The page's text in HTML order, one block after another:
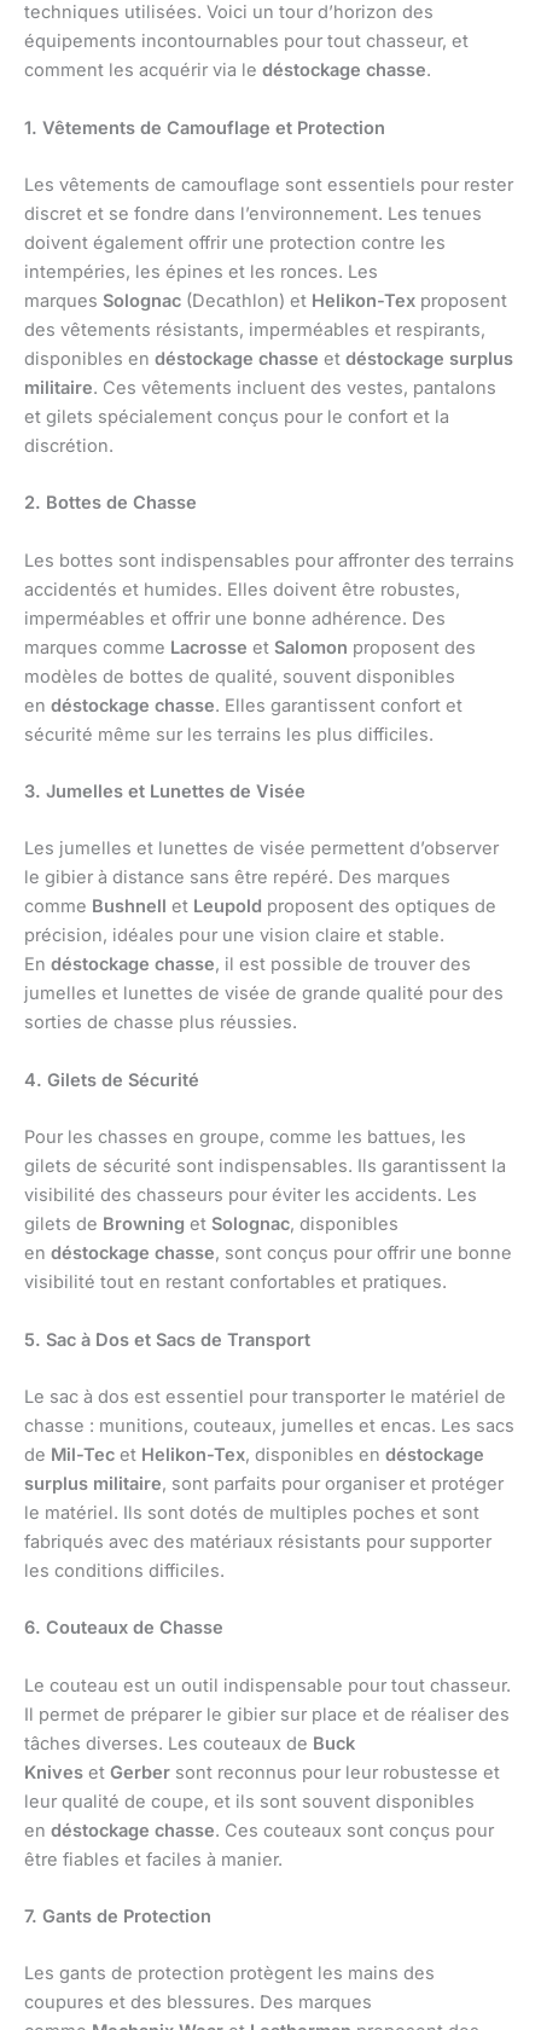
techniques utilisées. Voici un tour d’horizon des
équipements incontournables pour tout chasseur, et
comment les acquérir via le déstockage chasse.
1. Vêtements de Camouflage et Protection
Les vêtements de camouflage sont essentiels pour rester
discret et se fondre dans l’environnement. Les tenues
doivent également offrir une protection contre les
intempéries, les épines et les ronces. Les
marques Solognac (Decathlon) et Helikon-Tex proposent
des vêtements résistants, imperméables et respirants,
disponibles en déstockage chasse et déstockage surplus
militaire. Ces vêtements incluent des vestes, pantalons
et gilets spécialement conçus pour le confort et la
discrétion.
2. Bottes de Chasse
Les bottes sont indispensables pour affronter des terrains
accidentés et humides. Elles doivent être robustes,
imperméables et offrir une bonne adhérence. Des
marques comme Lacrosse et Salomon proposent des
modèles de bottes de qualité, souvent disponibles
en déstockage chasse. Elles garantissent confort et
sécurité même sur les terrains les plus difficiles.
3. Jumelles et Lunettes de Visée
Les jumelles et lunettes de visée permettent d’observer
le gibier à distance sans être repéré. Des marques
comme Bushnell et Leupold proposent des optiques de
précision, idéales pour une vision claire et stable.
En déstockage chasse, il est possible de trouver des
jumelles et lunettes de visée de grande qualité pour des
sorties de chasse plus réussies.
4. Gilets de Sécurité
Pour les chasses en groupe, comme les battues, les
gilets de sécurité sont indispensables. Ils garantissent la
visibilité des chasseurs pour éviter les accidents. Les
gilets de Browning et Solognac, disponibles
en déstockage chasse, sont conçus pour offrir une bonne
visibilité tout en restant confortables et pratiques.
5. Sac à Dos et Sacs de Transport
Le sac à dos est essentiel pour transporter le matériel de
chasse : munitions, couteaux, jumelles et encas. Les sacs
de Mil-Tec et Helikon-Tex, disponibles en déstockage
surplus militaire, sont parfaits pour organiser et protéger
le matériel. Ils sont dotés de multiples poches et sont
fabriqués avec des matériaux résistants pour supporter
les conditions difficiles.
6. Couteaux de Chasse
Le couteau est un outil indispensable pour tout chasseur.
Il permet de préparer le gibier sur place et de réaliser des
tâches diverses. Les couteaux de Buck
Knives et Gerber sont reconnus pour leur robustesse et
leur qualité de coupe, et ils sont souvent disponibles
en déstockage chasse. Ces couteaux sont conçus pour
être fiables et faciles à manier.
7. Gants de Protection
Les gants de protection protègent les mains des
coupures et des blessures. Des marques